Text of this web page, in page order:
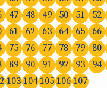
47 48 49 50 51 52
61 62 63 64 65 66
75 76 77 78 79 80
89 90 91 92 93 94
103 104 105 106 107